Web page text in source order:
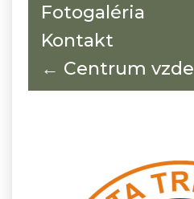
Fotogaléria
Kontakt
← Centrum